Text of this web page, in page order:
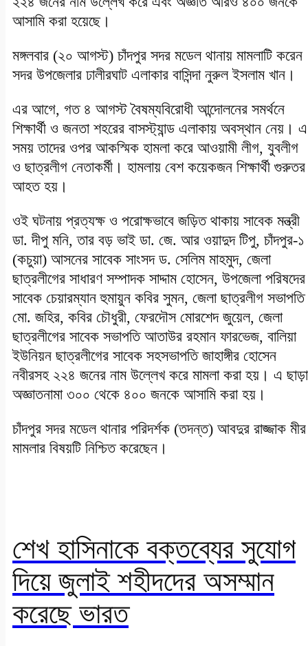
আসামি করা হয়েছে।
মঙ্গলবার (২০ আগস্ট) চাঁদপুর সদর মডেল থানায় মামলাটি করেন
সদর উপজেলার ঢালীরঘাট এলাকার বাসিন্দা নুরুল ইসলাম খান।
এর আগে, গত ৪ আগস্ট বৈষম্যবিরোধী আন্দোলনের সমর্থনে
শিক্ষার্থী ও জনতা শহরের বাসস্ট্যান্ড এলাকায় অবস্থান নেয়। এ
সময় তাদের ওপর আকস্মিক হামলা করে আওয়ামী লীগ, যুবলীগ
ও ছাত্রলীগ নেতাকর্মী। হামলায় বেশ কয়েকজন শিক্ষার্থী গুরুতর
আহত হয়।
ওই ঘটনায় প্রত্যক্ষ ও পরোক্ষভাবে জড়িত থাকায় সাবেক মন্ত্রী
ডা. দীপু মনি, তার বড় ভাই ডা. জে. আর ওয়াদুদ টিপু, চাঁদপুর-১
(কচুয়া) আসনের সাবেক সাংসদ ড. সেলিম মাহমুদ, জেলা
ছাত্রলীগের সাধারণ সম্পাদক সাদ্দাম হোসেন, উপজেলা পরিষদের
সাবেক চেয়ারম্যান হুমায়ুন কবির সুমন, জেলা ছাত্রলীগ সভাপতি
মো. জহির, কবির চৌধুরী, ফেরদৌস মোরশেদ জুয়েল, জেলা
ছাত্রলীগের সাবেক সভাপতি আতাউর রহমান ফারভেজ, বালিয়া
ইউনিয়ন ছাত্রলীগের সাবেক সহসভাপতি জাহাঙ্গীর হোসেন
নবীরসহ ২২৪ জনের নাম উল্লেখ করে মামলা করা হয়। এ ছাড়া
অজ্ঞাতনামা ৩০০ থেকে ৪০০ জনকে আসামি করা হয়।
চাঁদপুর সদর মডেল থানার পরিদর্শক (তদন্ত) আবদুর রাজ্জাক মীর
মামলার বিষয়টি নিশ্চিত করেছেন।
শেখ হাসিনাকে বক্তব্যের সুযোগ
দিয়ে জুলাই শহীদদের অসম্মান
করেছে ভারত